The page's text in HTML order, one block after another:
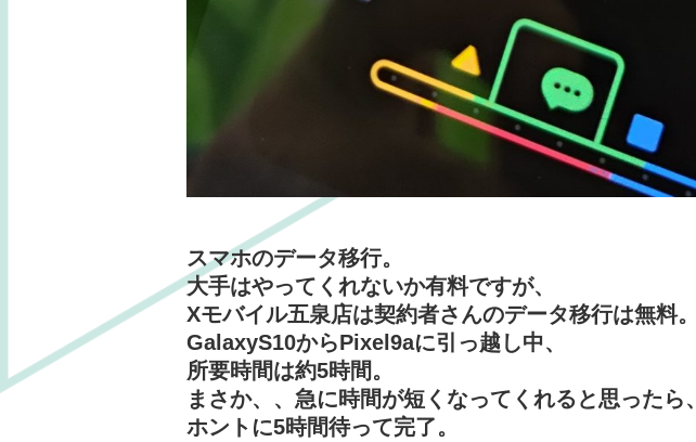
スマホのデータ移行。
大手はやってくれないか有料ですが、
Xモバイル五泉店は契約者さんのデータ移行は無料。
GalaxyS10からPixel9aに引っ越し中、
所要時間は約5時間。
まさか、、急に時間が短くなってくれると思ったら、
ホントに5時間待って完了。